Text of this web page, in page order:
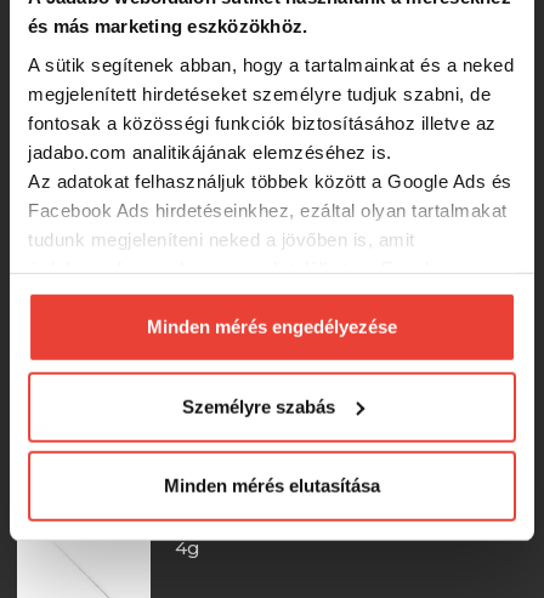
és más marketing eszközökhöz.
A sütik segítenek abban, hogy a tartalmainkat és a neked
megjelenített hirdetéseket személyre tudjuk szabni, de
fontosak a közösségi funkciók biztosításához illetve az
jadabo.com analitikájának elemzéséhez is.
Az adatokat felhasználjuk többek között a Google Ads és
Facebook Ads hirdetéseinkhez, ezáltal olyan tartalmakat
tudunk megjeleníteni neked a jövőben is, amit
biztosításához arra kérünk, hogy engedd meg
számunkra minden mérés használatát.
Természetesensoha semmilyen formában nem fogunk
megváltoztathatod a döntésed ezzel kapcsolatban.
Előre is köszönjük!
Minden mérés engedélyezése
Személyre szabás
Minden mérés elutasítása
max.4g
94 990 Ft
Graphiteleader Corto UX 26Gcorus-
622L-T R-Fast 1.88m 0.3-4g Light
93 900 Ft
5g
-28% 82 990 Ft
Tailwalk Ajist SSD 510 SL - 178cm max.
4g